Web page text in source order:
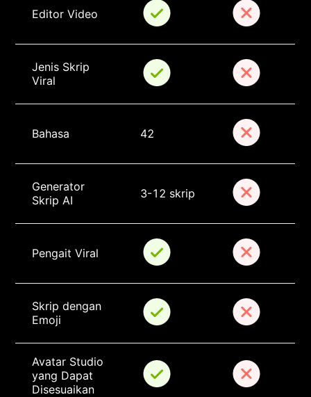
Editor Video
Jenis Skrip
Viral
Bahasa 42
Generator
Skrip AI
3-12 skrip
Pengait Viral
Skrip dengan
Emoji
Avatar Studio
yang Dapat
Disesuaikan